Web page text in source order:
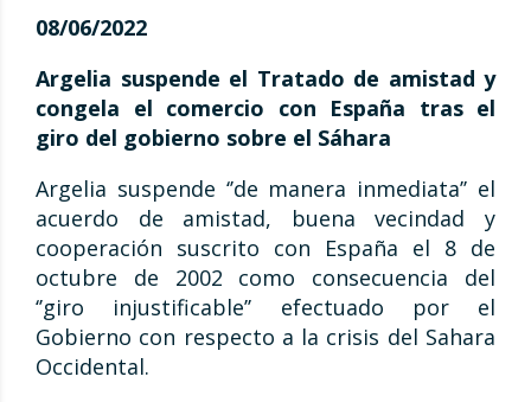
08/06/2022
Argelia suspende el Tratado de amistad y
congela el comercio con España tras el
giro del gobierno sobre el Sáhara
Argelia suspende ‘’de manera inmediata’’ el
acuerdo de amistad, buena vecindad y
cooperación suscrito con España el 8 de
octubre de 2002 como consecuencia del
‘’giro injustificable’’ efectuado por el
Gobierno con respecto a la crisis del Sahara
Occidental.